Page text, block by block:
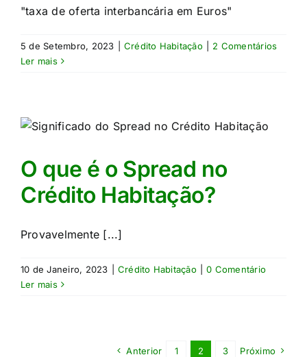
"taxa de oferta interbancária em Euros"
5 de Setembro, 2023 Crédito Habitação
2 Comentários
Ler mais
O que é o Spread no
Crédito Habitação?
Provavelmente [...]
10 de Janeiro, 2023 Crédito Habitação
0 Comentário
Ler mais
Anterior 1 2 3 Próximo